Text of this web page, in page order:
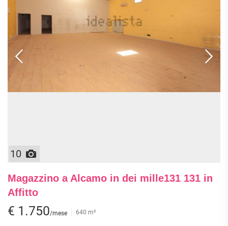
10
Magazzino a Alcamo in dei mille131 131 in
Affitto
€ 1.750/mese 640 m²